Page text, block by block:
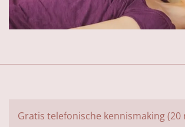
Gratis telefonische kennismaking (20